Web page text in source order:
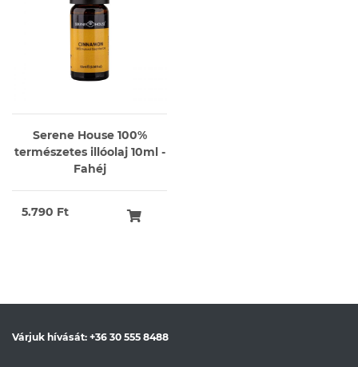
Serene House 100%
természetes illóolaj 10ml -
Fahéj
5.790 Ft
Várjuk hívását: +36 30 555 8488